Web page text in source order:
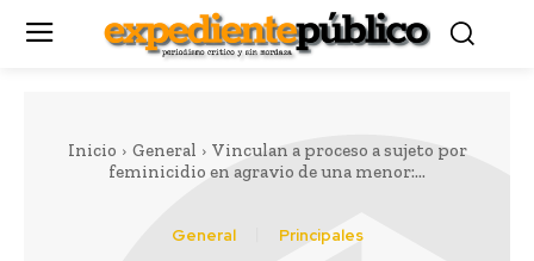
Inicio General
Vinculan a proceso a sujeto por
feminicidio en agravio de una menor:...
General Principales